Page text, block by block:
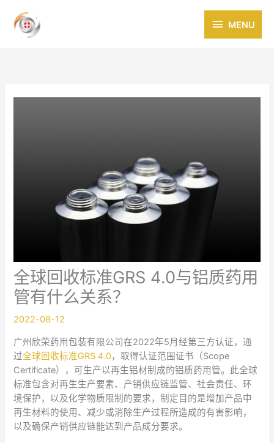
MENU
MENU
全球回收标准GRS 4.0与铝质药用
管有什么关系？
2022-08-12
广州欣荣药用包装有限公司在2022年5月经第三方认证，通
过全球回收标准GRS 4.0，取得认证范围证书（Scope
Certificate），可生产以再生铝材制成的铝质药用管。此全球
标准包含对再生生产要素、产销供应链监管、社会责任、环
境保护，以及化学物质限制的要求，制定目的是增加产品中
再生材料的使用、减少或消除生产过程所造成的有害影响，
以及确保产销供应链能达到产品成分要求。